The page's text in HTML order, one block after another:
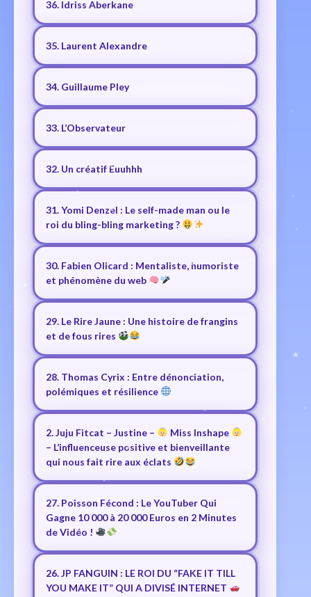
36. Idriss Aberkane
35. Laurent Alexandre
34. Guillaume Pley
33. L’Observateur
32. Un créatif Euuhhh
31. Yomi Denzel : Le self-made man ou le
roi du bling-bling marketing ?
30. Fabien Olicard : Mentaliste, humoriste
et phénomène du web
29. Le Rire Jaune : Une histoire de frangins
et de fous rires
28. Thomas Cyrix : Entre dénonciation,
polémiques et résilience
2. Juju Fitcat – Justine –
Miss Inshape
– L’influenceuse positive et bienveillante
qui nous fait rire aux éclats
27. Poisson Fécond : Le YouTuber Qui
Gagne 10 000 à 20 000 Euros en 2 Minutes
de Vidéo !
26. JP FANGUIN : LE ROI DU “FAKE IT TILL
YOU MAKE IT” QUI A DIVISÉ INTERNET